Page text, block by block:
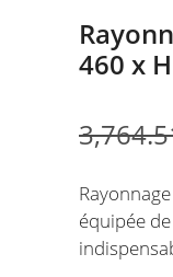
460 x
équipée